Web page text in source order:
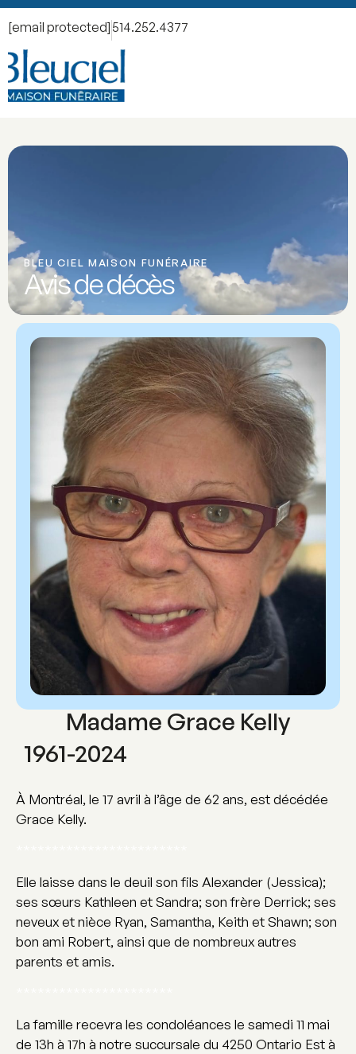
[email protected] 514.252.4377
BLEU CIEL MAISON FUNÉRAIRE
Avis de décès
À Montréal, le 17 avril à l’âge de 62 ans, est décédée
Grace Kelly.
Elle laisse dans le deuil son fils Alexander (Jessica);
ses sœurs Kathleen et Sandra; son frère Derrick; ses
neveux et nièce Ryan, Samantha, Keith et Shawn; son
bon ami Robert, ainsi que de nombreux autres
parents et amis.
La famille recevra les condoléances le samedi 11 mai
de 13h à 17h à notre succursale du 4250 Ontario Est à
Madame Grace Kelly
1961-2024